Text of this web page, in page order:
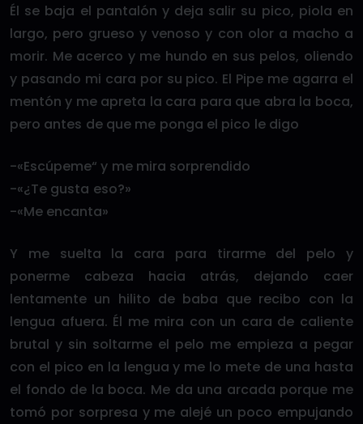
Él se baja el pantalón y deja salir su pico, piola en
largo, pero grueso y venoso y con olor a macho a
morir. Me acerco y me hundo en sus pelos, oliendo
y pasando mi cara por su pico. El Pipe me agarra el
mentón y me apreta la cara para que abra la boca,
pero antes de que me ponga el pico le digo
-«Escúpeme“ y me mira sorprendido
-«¿Te gusta eso?»
-«Me encanta»
Y me suelta la cara para tirarme del pelo y
ponerme cabeza hacia atrás, dejando caer
lentamente un hilito de baba que recibo con la
lengua afuera. Él me mira con un cara de caliente
brutal y sin soltarme el pelo me empieza a pegar
con el pico en la lengua y me lo mete de una hasta
el fondo de la boca. Me da una arcada porque me
tomó por sorpresa y me alejé un poco empujando